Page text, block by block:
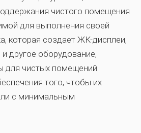
чистого помещения
для выполнения своей
которая создает ЖК-дисплеи,
другое оборудование,
для чистых помещений
того, чтобы их
с минимальным